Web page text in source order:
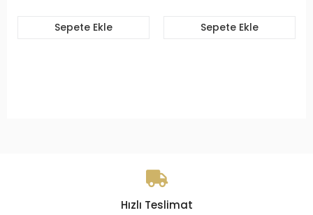
Sepete Ekle Sepete Ekle
Hızlı Teslimat